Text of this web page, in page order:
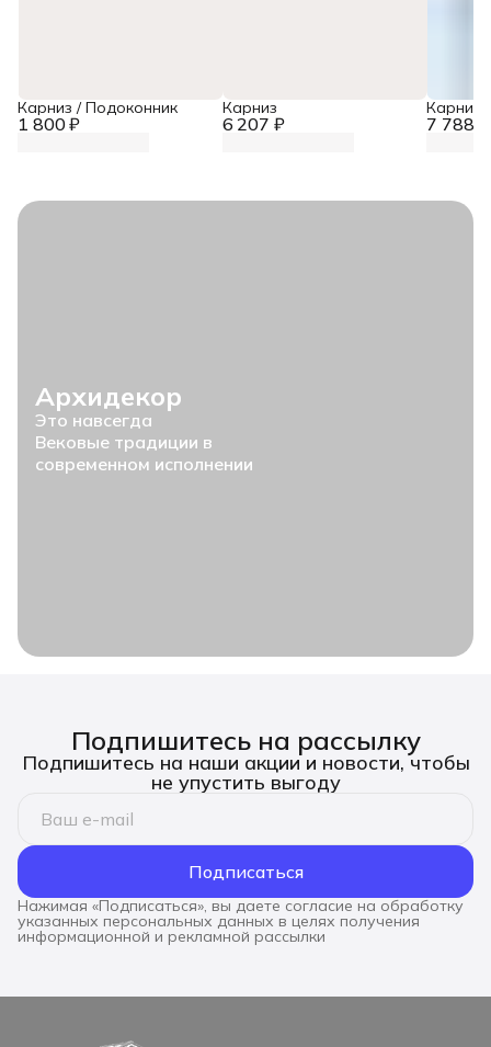
1 800 ₽
Карниз / Подоконник
6 207 ₽
Карниз
7 788 ₽
Карниз
Архидекор
Это навсегда
Вековые традиции в
современном исполнении
Подпишитесь на рассылку
Подпишитесь на наши акции и новости, чтобы
не упустить выгоду
Подписаться
Нажимая «Подписаться», вы даете согласие на обработку
указанных персональных данных в целях получения
информационной и рекламной рассылки